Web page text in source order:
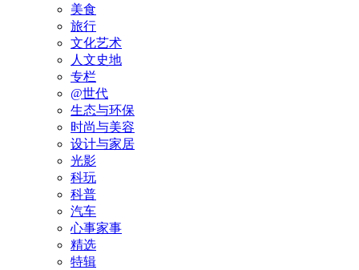
美食
旅行
文化艺术
人文史地
专栏
@世代
生态与环保
时尚与美容
设计与家居
光影
科玩
科普
汽车
心事家事
精选
特辑